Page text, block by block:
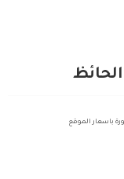
باسعار الموقع